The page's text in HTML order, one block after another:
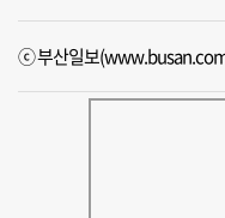
ⓒ 부산일보